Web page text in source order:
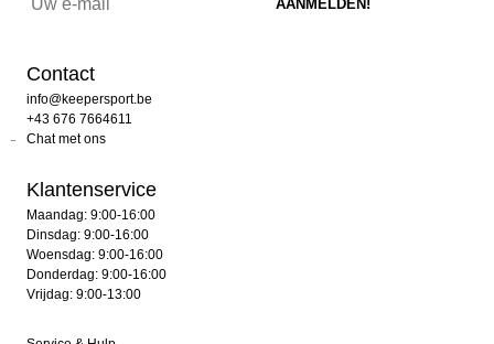
Contact
info@keepersport.be
+43 676 7664611
Chat met ons
Klantenservice
Maandag: 9:00-16:00
Dinsdag: 9:00-16:00
Woensdag: 9:00-16:00
Donderdag: 9:00-16:00
Vrijdag: 9:00-13:00